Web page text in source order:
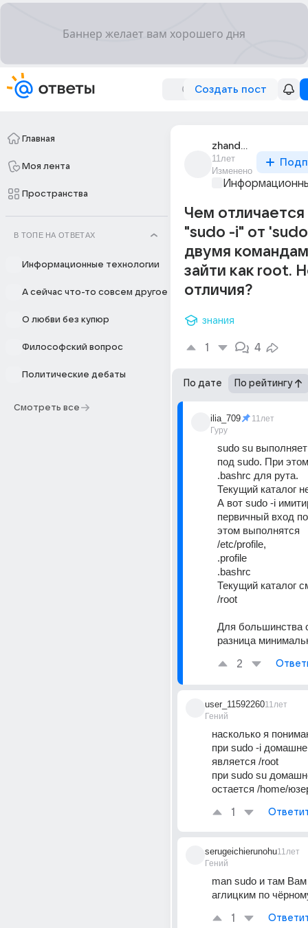
Создать пост
Главная
Моя лента
Пространства
В ТОПЕ НА ОТВЕТАХ
Информационные технологии
А сейчас что-то совсем другое
О любви без купюр
Философский вопрос
Политические дебаты
Смотреть все
zhandos_zholeken_1
11лет
Изменено
Чем
"sudo -i" от
двумя
зайти как root.
отличия?
знания
1 4
По дате По рейтингу
ilia_709
Гуру
11лет
sudo su
под sudo. При
.bashrc для рута.
Текущий каталог
А вот sudo -i
первичный вход
этом выполнятся
/etc/profile,
.profile
.bashrc
Текущий каталог
/root
Для большинства
разница
2
user_11592260
Гений
11лет
насколько я
при sudo -i
является /root
при sudo su
остается /home/
1
serugeichierunohu
Гений
11лет
man sudo и там
аглицким по
1